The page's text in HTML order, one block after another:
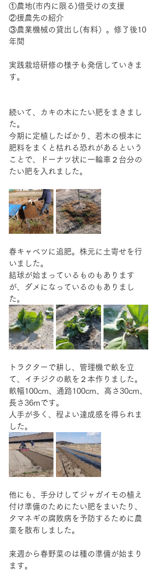
①農地(市内に限る)借受けの支援
②援農先の紹介
③農業機械の貸出し(有料）。修了後10
年間
実践栽培研修の様子も発信していきま
す。
続いて、カキの木にたい肥をまきまし
た。
今期に定植したばかり、若木の根本に
肥料をまくと枯れる恐れがあるという
ことで、ドーナツ状に一輪車２台分の
たい肥を入れました。
春キャベツに追肥。株元に土寄せを行
いました。
結球が始まっているものもあります
が、ダメになっているのもありまし
た。
トラクターで耕し、管理機で畝を立
て、イチジクの畝を２本作りました。
畝幅100cm、通路100cm、高さ30cm、
長さ36mです。
人手が多く、程よい達成感を得られま
した。
他にも、手分けしてジャガイモの植え
付け準備のためにたい肥をまいたり、
タマネギの腐敗病を予防するために農
薬を散布しました。
来週から春野菜のは種の準備が始まり
ます。